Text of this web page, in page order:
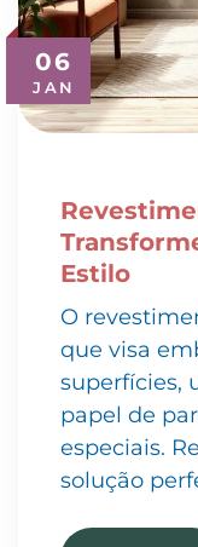
06
JAN
Estilo
O
que visa
superfícies,
papel de
especiais.
solução